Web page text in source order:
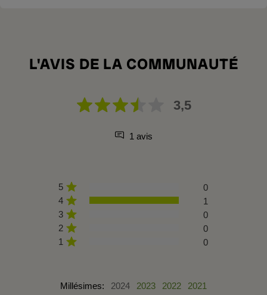
L'AVIS DE LA COMMUNAUTÉ
3,5
1 avis
5
0
4
1
3
0
2
0
1
0
Millésimes: 2024 2023 2022 2021